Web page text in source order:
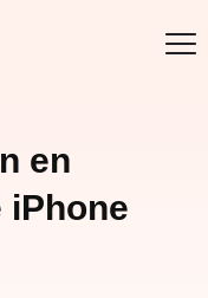
en
iPhone